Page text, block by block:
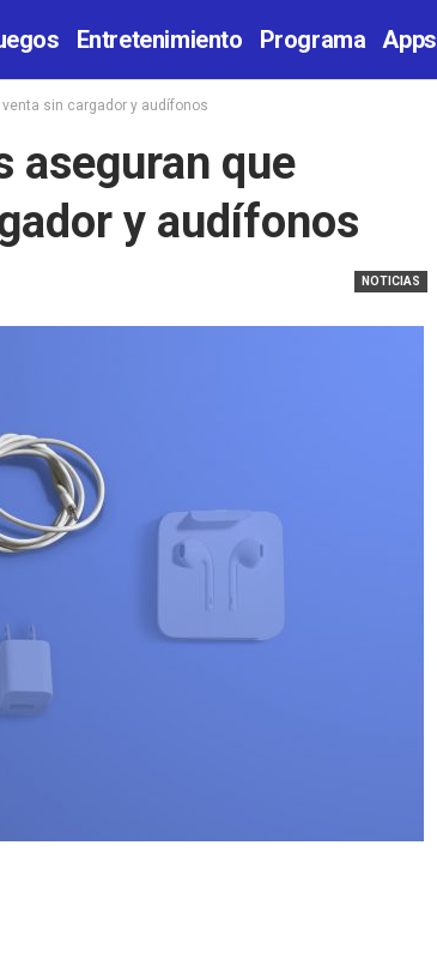
Entretenimiento Programa Apps
sin cargador y audífonos
aseguran que
y audífonos
NOTICIAS